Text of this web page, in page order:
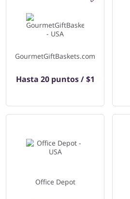
GourmetGiftBaskets.com
Hasta 20 puntos / $1
Office Depot